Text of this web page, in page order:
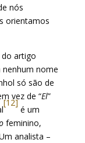
nós
orientamos
artigo
nenhum nome
só são de
vez de “El”
[12]
é um
feminino,
analista –